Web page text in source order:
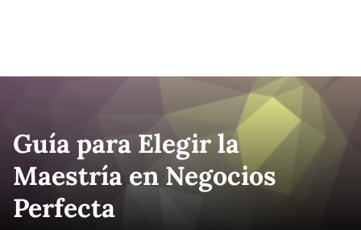
Guía para Elegir la
Maestría en Negocios
Perfecta